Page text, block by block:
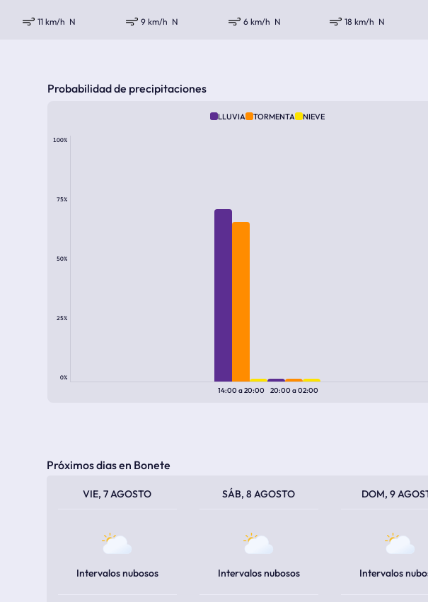
11 km/h N 9 km/h N 6 km/h N 18 km/h N
Probabilidad de precipitaciones
LLUVIA TORMENTA NIEVE
100%
75%
50%
25%
0%
14:00a20:00 20:00a02:00
Próximos dias en Bonete
VIE, 7 AGOSTO
Intervalos nubosos
SÁB, 8 AGOSTO
Intervalos nubosos
DOM, 9
Intervalos